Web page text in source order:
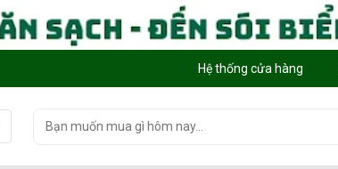
Hệ thống cửa hàng